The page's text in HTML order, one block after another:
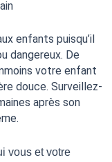
enfants puisqu’il
dangereux. De
votre enfant
douce. Surveillez-
après son
vous et votre